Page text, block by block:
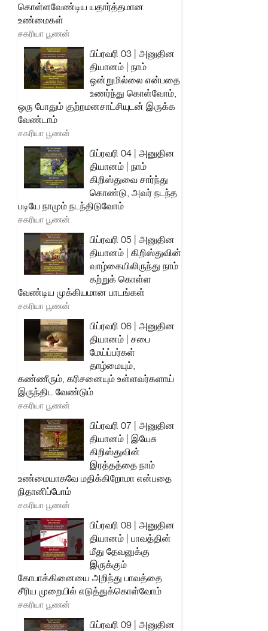
கொள்ளவேண்டிய யதார்த்தமான
உண்மைகள்
சகரியா பூணன்
பிப்ரவரி 03 | அனுதின
தியானம் | நாம்
ஒன்றுமில்லை என்பதை
உணர்ந்து கொள்வோம்,
ஒரு போதும் குற்றமனசாட்சியுடன் இருக்க
வேண்டாம்
சகரியா பூணன்
பிப்ரவரி 04 | அனுதின
தியானம் | நாம்
கிறிஸ்துவை சார்ந்து
கொண்டு, அவர் நடந்த
படியே நாமும் நடந்திடுவோம்
சகரியா பூணன்
பிப்ரவரி 05 | அனுதின
தியானம் | கிறிஸ்துவின்
வாழ்கையிலிருந்து நாம்
கற்றுக் கொள்ள
வேண்டிய முக்கியமான பாடங்கள்
சகரியா பூணன்
பிப்ரவரி 06 | அனுதின
தியானம் | சபை
மேய்ப்பர்கள்
தாழ்மையும்,
கண்ணீரும், கரிசனையும் உள்ளவர்களாய்
இருந்திட வேண்டும்
சகரியா பூணன்
பிப்ரவரி 07 | அனுதின
தியானம் | இயேசு
கிறிஸ்துவின்
இரத்தத்தை நாம்
உண்மையாகவே மதிக்கிறோமா என்பதை
நிதானிப்போம்
சகரியா பூணன்
பிப்ரவரி 08 | அனுதின
தியானம் | பாவத்தின்
மீது தேவனுக்கு
இருக்கும்
கோபாக்கினையை அறிந்து பாவத்தை
சீரிய முறையில் எடுத்துக்கொள்வோம்
சகரியா பூணன்
பிப்ரவரி 09 | அனுதின